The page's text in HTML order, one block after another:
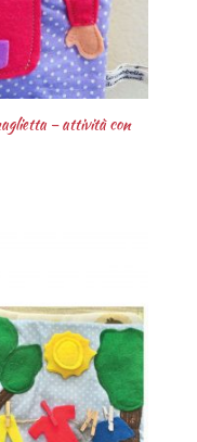
– attività con